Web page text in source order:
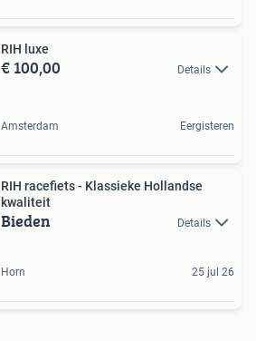
RIH luxe
€ 100,00 Details
Amsterdam Eergisteren
RIH racefiets - Klassieke Hollandse
kwaliteit
Bieden Details
Horn 25 jul 26